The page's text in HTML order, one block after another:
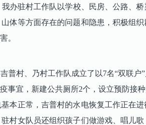
驻村工作队以学校、民房、公路、
体等方面存在的问题和隐患，积极组
。
村、乃村工作队成立了以7名“双联
宜，新建公共厕所2个，设立预防接
本正常，吉普村的水电恢复工作正在
村女队员还组织孩子们做游戏、唱儿